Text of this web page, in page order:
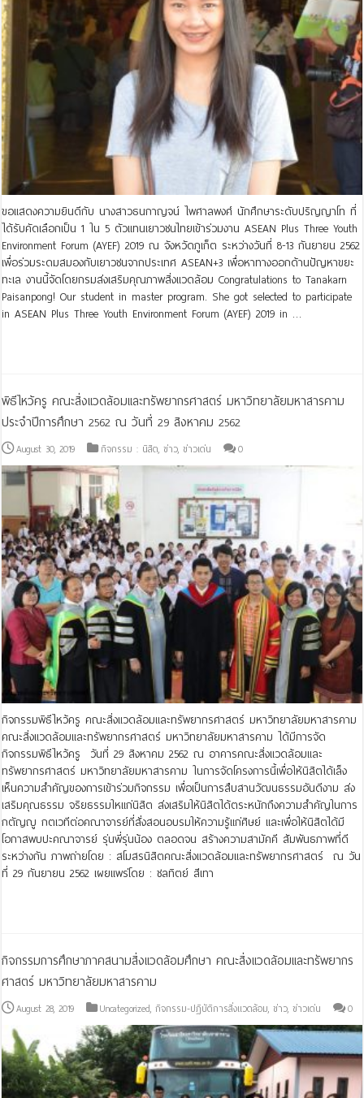
ขอแสดงความยินดีกับ นางสาวธนกาญจน์ ไพศาลพงศ์ นักศึกษาระดับปริญญาโท ที่
ได้รับคัดเลือกเป็น 1 ใน 5 ตัวแทนเยาวชนไทยเข้าร่วมงาน ASEAN Plus Three Youth
Environment Forum (AYEF) 2019 ณ จังหวัดภูเก็ต ระหว่างวันที่ 8-13 กันยายน 2562
เพื่อร่วมระดมสมองกับเยาวชนจากประเทศ ASEAN+3 เพื่อหาทางออกด้านปัญหาขยะ
ทะเล งานนี้จัดโดยกรมส่งเสริมคุณภาพสิ่งแวดล้อม Congratulations to Tanakarn
Paisanpong! Our student in master program. She got selected to participate
in ASEAN Plus Three Youth Environment Forum (AYEF) 2019 in …
พิธีไหว้ครู คณะสิ่งแวดล้อมและทรัพยากรศาสตร์ มหาวิทยาลัยมหาสารคาม
ประจำปีการศึกษา 2562 ณ วันที่ 29 สิงหาคม 2562
August 30, 2019 กิจกรรม : นิสิต,ข่าว,ข่าวเด่น 0
กิจกรรมพิธีไหว้ครู คณะสิ่งแวดล้อมและทรัพยากรศาสตร์ มหาวิทยาลัยมหาสารคาม
คณะสิ่งแวดล้อมและทรัพยากรศาสตร์ มหาวิทยาลัยมหาสารคาม ได้มีการจัด
กิจกรรมพิธีไหว้ครู วันที่ 29 สิงหาคม 2562 ณ อาคารคณะสิ่งแวดล้อมและ
ทรัพยากรศาสตร์ มหาวิทยาลัยมหาสารคาม ในการจัดโครงการนี้เพื่อให้นิสิตได้เล็ง
เห็นความสำคัญของการเข้าร่วมกิจกรรม เพื่อเป็นการสืบสานวัฒนธรรมอันดีงาม ส่ง
เสริมคุณธรรม จริยธรรมใหแก่นิสิต ส่งเสริมให้นิสิตได้ตระหนักถึงความสำคัญในการ
กตัญญู กตเวทีต่อคณาจารย์ที่สั่งสอนอบรมให้ความรู้แก่ศิษย์ และเพื่อให้นิสิตได้มี
โอกาสพบปะคณาจารย์ รุ่นพี่รุ่นน้อง ตลอดจน สร้างความสามัคคี สัมพันธภาพที่ดี
ระหว่างกัน ภาพถ่ายโดย : สโมสรนิสิตคณะสิ่งแวดล้อมและทรัพยากรศาสตร์ ณ วัน
ที่ 29 กันยายน 2562 เผยแพร่โดย : ชลทิตย์ สีเทา
กิจกรรมการศึกษาภาคสนามสิ่งแวดล้อมศึกษา คณะสิ่งแวดล้อมและทรัพยากร
ศาสตร์ มหาวิทยาลัยมหาสารคาม
August 28, 2019 Uncategorized,กิจกรรม-ปฏิบัติการสิ่งแวดล้อม,ข่าว,ข่าวเด่น 0